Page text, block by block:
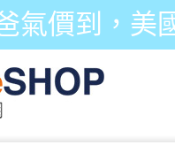
氣價到，美